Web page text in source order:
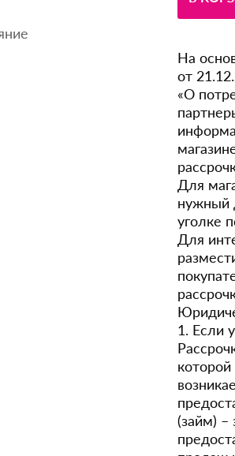
На
от
«О
Для
нужный
уголке
Для
1. Если
(займ) –